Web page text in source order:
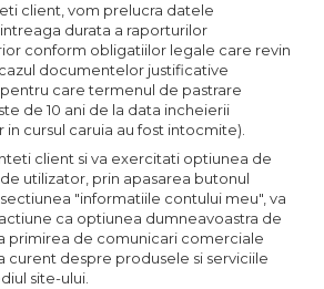
client, vom prelucra datele
durata a raporturilor
conform obligatiilor legale care revin
documentelor justificative
care termenul de pastrare
de 10 ani de la data incheierii
in cursul caruia au fost intocmite).
client si va exercitati optiunea de
utilizator, prin apasarea butonul
"informatiile contului meu", va
ca optiunea dumneavoastra de
primirea de comunicari comerciale
curent despre produsele si serviciile
site-ului.